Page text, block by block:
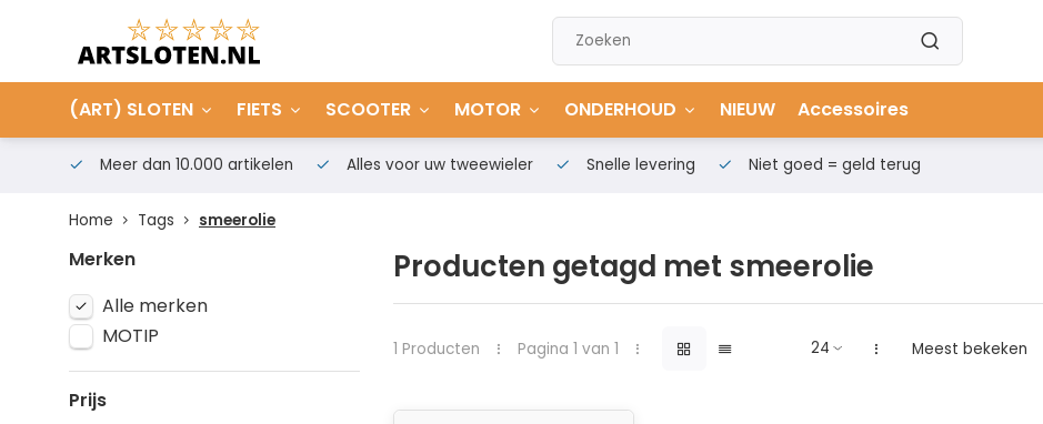
(ART) SLOTEN FIETS SCOOTER MOTOR ONDERHOUD NIEUW Accessoires
Meer dan 10.000 artikelen Alles voor uw tweewieler Snelle levering Niet goed = geld terug
Home Tags smeerolie
Merken
Alle merken
MOTIP
Prijs
Producten getagd met smeerolie
1 Producten Pagina 1 van 1 Meest bekeken